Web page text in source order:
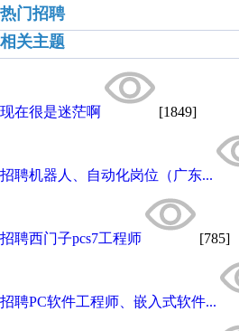
热门招聘
相关主题
现在很是迷茫啊 [1849]
招聘机器人、自动化岗位（广东...
招聘西门子pcs7工程师 [785]
招聘PC软件工程师、嵌入式软件...